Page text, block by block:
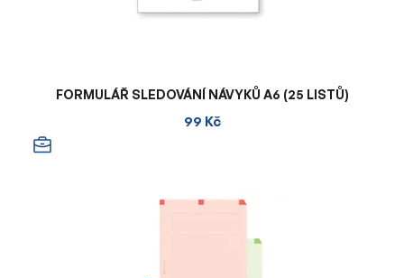
FORMULÁŘ SLEDOVÁNÍ NÁVYKŮ A6 (25 LISTŮ)
99 Kč